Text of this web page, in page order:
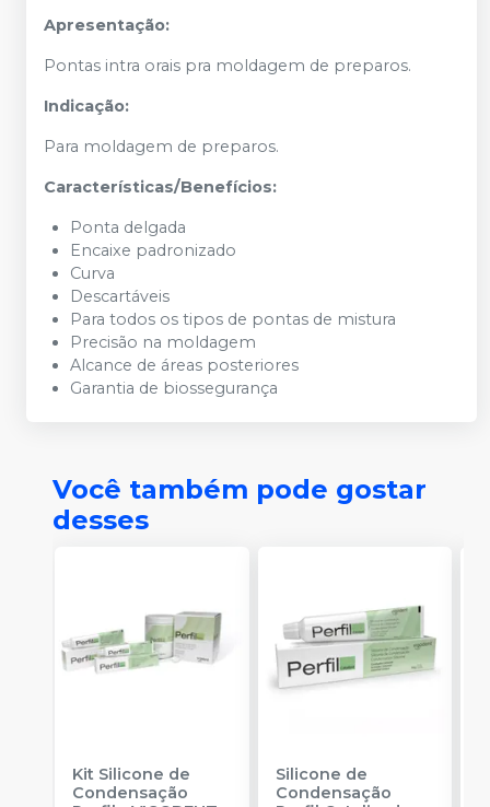
Apresentação:
Pontas intra orais pra moldagem de preparos.
Indicação:
Para moldagem de preparos.
Características/Benefícios:
Ponta delgada
Encaixe padronizado
Curva
Descartáveis
Para todos os tipos de pontas de mistura
Precisão na moldagem
Alcance de áreas posteriores
Garantia de biossegurança
Você também pode gostar
desses
Kit Silicone de
Condensação
Silicone de
Condensação